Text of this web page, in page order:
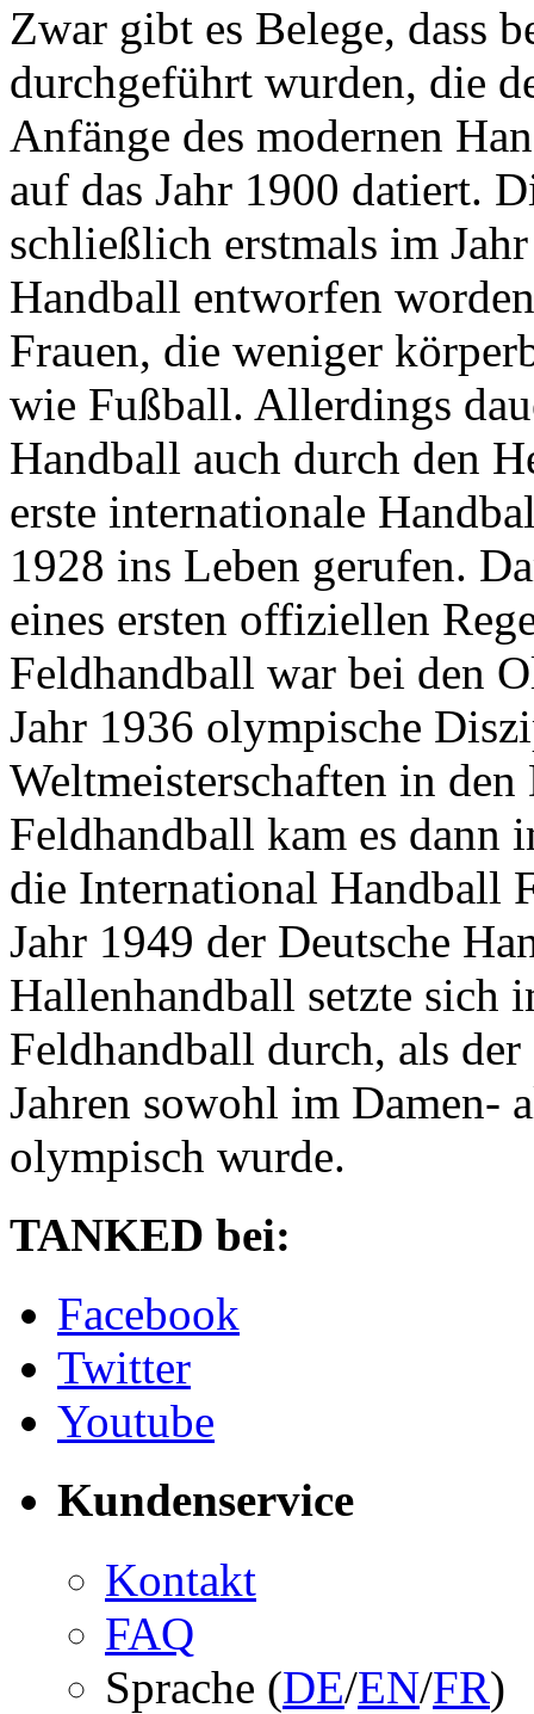
Zwar gibt es Belege, dass
durchgeführt wurden, die
Anfänge des modernen
auf das Jahr 1900 datiert.
schließlich erstmals im
Handball entworfen
Frauen, die weniger
wie Fußball. Allerdings
Handball auch durch den
erste internationale
1928 ins Leben gerufen.
eines ersten offiziellen
Feldhandball war bei den
Jahr 1936 olympische
Weltmeisterschaften in
Feldhandball kam es dann
die International Handball
Jahr 1949 der Deutsche
Hallenhandball setzte sich
Feldhandball durch, als
Jahren sowohl im Damen-
olympisch wurde.
TANKED bei:
Facebook
Twitter
Youtube
Kundenservice
Kontakt
FAQ
Sprache (DE/EN/FR)